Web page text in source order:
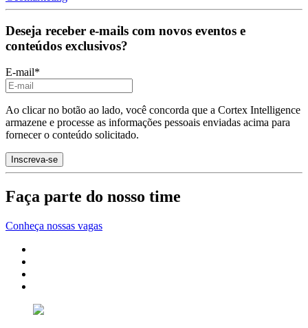
Deseja receber e-mails com novos eventos e
conteúdos exclusivos?
E-mail*
Ao clicar no botão ao lado, você concorda que a Cortex Intelligence
armazene e processe as informações pessoais enviadas acima para
fornecer o conteúdo solicitado.
Faça parte do nosso time
Conheça nossas vagas